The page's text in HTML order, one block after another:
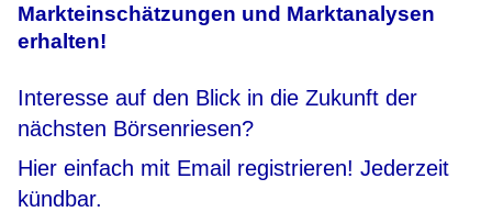
Markteinschätzungen und Marktanalysen
erhalten!
Interesse auf den Blick in die Zukunft der
nächsten Börsenriesen?
Hier einfach mit Email registrieren! Jederzeit
kündbar.